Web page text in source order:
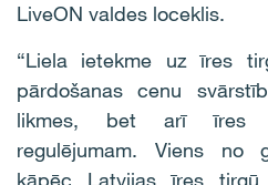
LiveON valdes loceklis.
“Liela ietekme uz īres
pārdošanas cenu
likmes, bet arī īres
regulējumam. Viens no
kāpēc Latvijas īres